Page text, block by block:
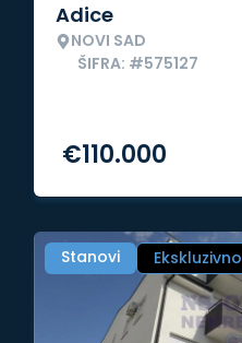
Adice
NOVI SAD
ŠIFRA: #575127
€110.000
Stanovi Ekskluzivno